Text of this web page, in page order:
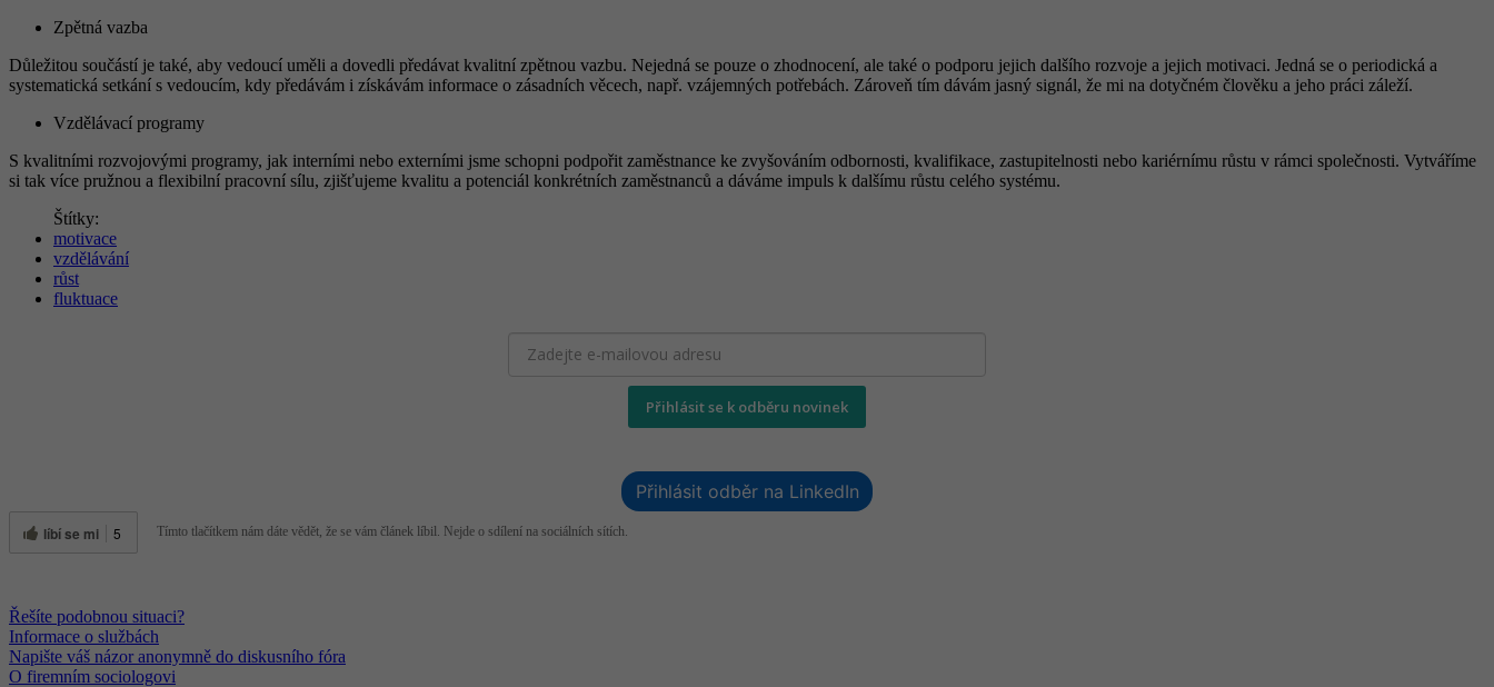
Zpětná vazba
Důležitou součástí je také, aby vedoucí uměli a dovedli předávat kvalitní zpětnou vazbu. Nejedná se pouze o zhodnocení, ale také o podporu jejich dalšího rozvoje a jejich motivaci. Jedná se o periodická a
systematická setkání s vedoucím, kdy předávám i získávám informace o zásadních věcech, např. vzájemných potřebách. Zároveň tím dávám jasný signál, že mi na dotyčném člověku a jeho práci záleží.
Vzdělávací programy
S kvalitními rozvojovými programy, jak interními nebo externími jsme schopni podpořit zaměstnance ke zvyšováním odbornosti, kvalifikace, zastupitelnosti nebo kariérnímu růstu v rámci společnosti. Vytváříme
si tak více pružnou a flexibilní pracovní sílu, zjišťujeme kvalitu a potenciál konkrétních zaměstnanců a dáváme impuls k dalšímu růstu celého systému.
Štítky:
motivace
vzdělávání
růst
fluktuace
Přihlásit se k odběru novinek
Přihlásit odběr na LinkedIn
líbí se mi 5 Tímto tlačítkem nám dáte vědět, že se vám článek líbil. Nejde o sdílení na sociálních sítích.
Řešíte podobnou situaci?
Informace o službách
Napište váš názor anonymně do diskusního fóra
O firemním sociologovi